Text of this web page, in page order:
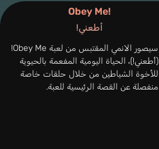
Obey Me!
أطعني!
سيصور الانمي المقتبس من لعبة Obey Me!
(أطعني!)، الحياة اليومية المفعمة بالحيوية
للأخوة الشياطين من خلال حلقات خاصة
منفصلة عن القصة الرئيسية للعبة.